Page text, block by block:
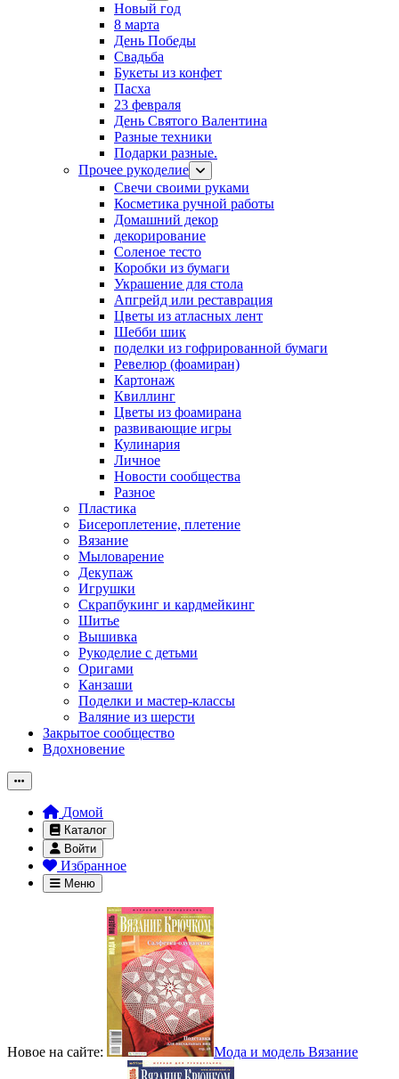
Новый год
8 марта
День Победы
Свадьба
Букеты из конфет
Пасха
23 февраля
День Святого Валентина
Разные техники
Подарки разные.
Прочее рукоделие
Свечи своими руками
Косметика ручной работы
Домашний декор
декорирование
Соленое тесто
Коробки из бумаги
Украшение для стола
Апгрейд или реставрация
Цветы из атласных лент
Шебби шик
поделки из гофрированной бумаги
Ревелюр (фоамиран)
Картонаж
Квиллинг
Цветы из фоамирана
развивающие игры
Кулинария
Личное
Новости сообщества
Разное
Пластика
Бисероплетение, плетение
Вязание
Мыловарение
Декупаж
Игрушки
Скрапбукинг и кардмейкинг
Шитье
Вышивка
Рукоделие с детьми
Оригами
Канзаши
Поделки и мастер-классы
Валяние из шерсти
Закрытое сообщество
Вдохновение
Домой
Каталог
Войти
Избранное
Меню
Новое на сайте: Мода и модель Вязание